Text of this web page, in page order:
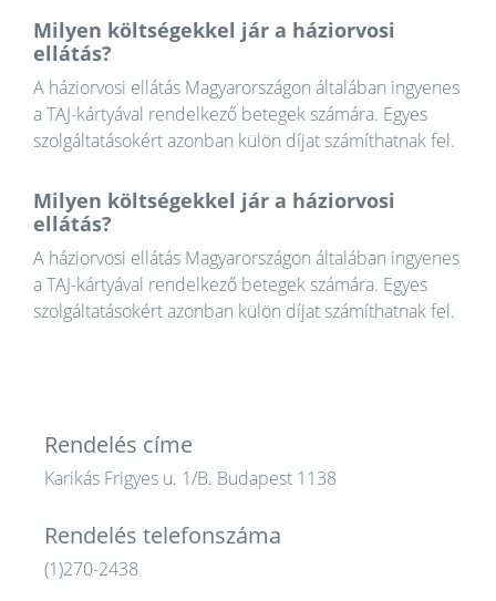
Milyen költségekkel jár a háziorvosi
ellátás?
A háziorvosi ellátás Magyarországon általában ingyenes
a TAJ-kártyával rendelkező betegek számára. Egyes
szolgáltatásokért azonban külön díjat számíthatnak fel.
Milyen költségekkel jár a háziorvosi
ellátás?
A háziorvosi ellátás Magyarországon általában ingyenes
a TAJ-kártyával rendelkező betegek számára. Egyes
szolgáltatásokért azonban külön díjat számíthatnak fel.
Rendelés címe
Karikás Frigyes u. 1/B. Budapest 1138
Rendelés telefonszáma
(1)270-2438